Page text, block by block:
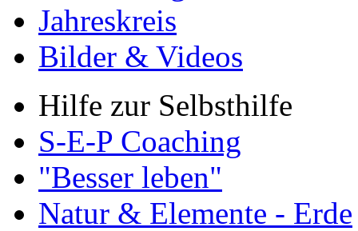
Jahreskreis
Bilder & Videos
Hilfe zur Selbsthilfe
S-E-P Coaching
"Besser leben"
Natur & Elemente - Erde